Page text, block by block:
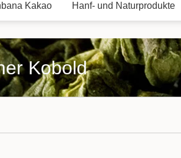
Kakao Hanf- und Naturprodukte
Kobold